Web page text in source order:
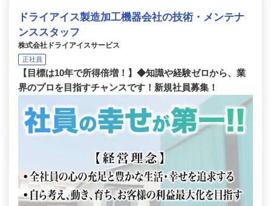
ドライアイス製造加工機器会社の技術・メンテナ
ンススタッフ
株式会社ドライアイスサービス
正社員
【目標は10年で所得倍増！】◆知識や経験ゼロから、業
界のプロを目指すチャンスです！新規社員募集！